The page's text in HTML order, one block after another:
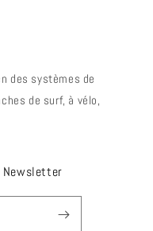
des systèmes de
de surf, à vélo,
Newsletter